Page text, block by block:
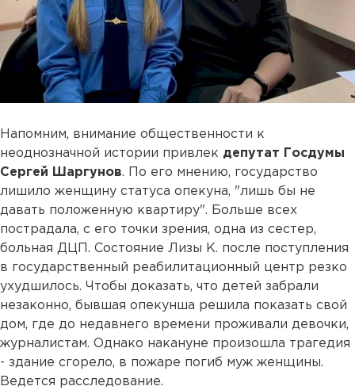
Напомним, внимание общественности к
неоднозначной истории привлек депутат Госдумы
Сергей Шаргунов. По его мнению, государство
лишило женщину статуса опекуна, "лишь бы не
давать положенную квартиру". Больше всех
пострадала, с его точки зрения, одна из сестер,
больная ДЦП. Состояние Лизы К. после поступления
в государственный реабилитационный центр резко
ухудшилось. Чтобы доказать, что детей забрали
незаконно, бывшая опекунша решила показать свой
дом, где до недавнего времени проживали девочки,
журналистам. Однако накануне произошла трагедия
- здание сгорело, в пожаре погиб муж женщины.
Ведется расследование.